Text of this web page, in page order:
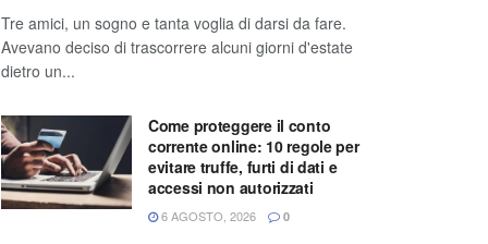
Tre amici, un sogno e tanta voglia di darsi da fare.
Avevano deciso di trascorrere alcuni giorni d'estate
dietro un...
Come proteggere il conto
corrente online: 10 regole per
evitare truffe, furti di dati e
accessi non autorizzati
6 AGOSTO, 2026 0